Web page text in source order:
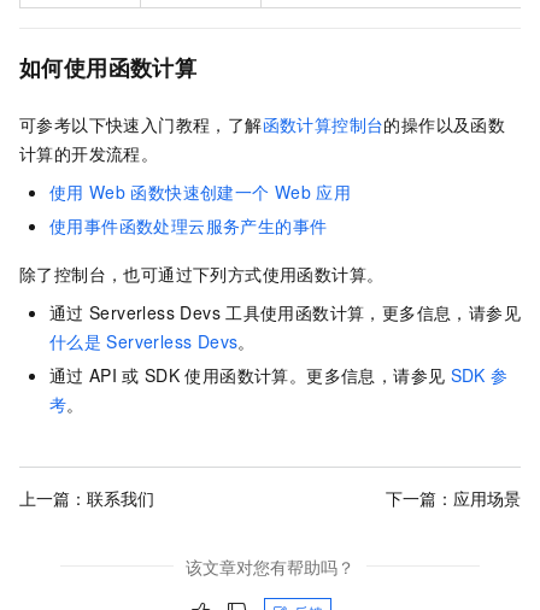
如何使用函数计算
可参考以下快速入门教程，了解函数计算控制台的操作以及函数
计算的开发流程。
使用 Web 函数快速创建一个 Web 应用
使用事件函数处理云服务产生的事件
除了控制台，也可通过下列方式使用函数计算。
通过 Serverless Devs 工具使用函数计算，更多信息，请参见
什么是 Serverless Devs。
通过 API 或 SDK 使用函数计算。更多信息，请参见 SDK 参
考。
上一篇： 联系我们 下一篇： 应用场景
该文章对您有帮助吗？